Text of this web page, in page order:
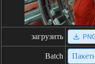
загрузить
Batch